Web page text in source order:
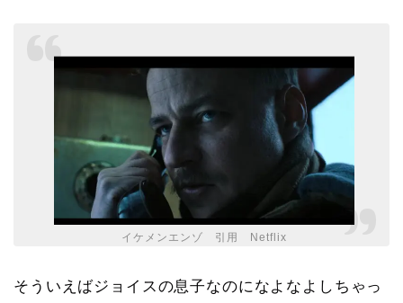
イケメンエンゾ 引用 Netflix
そういえばジョイスの息子なのになよなよしちゃっ